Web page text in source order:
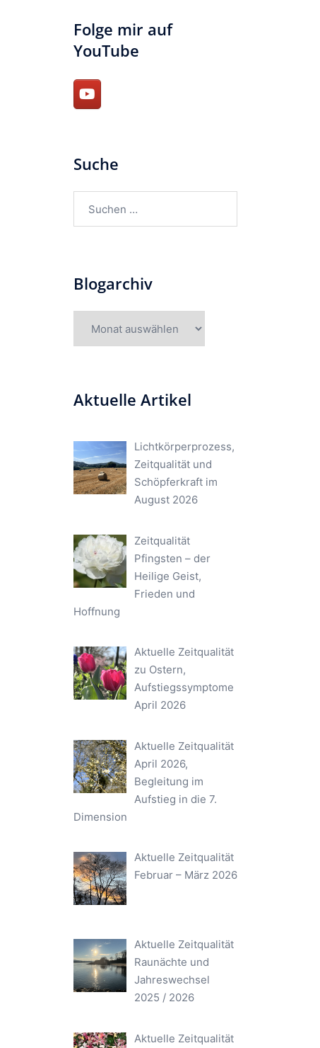
Folge mir auf
YouTube
Suche
nach:
Blogarchiv
Aktuelle Artikel
Lichtkörperprozess,
Zeitqualität und
Schöpferkraft im
August 2026
Zeitqualität
Pfingsten – der
Heilige Geist,
Frieden und
Hoffnung
Aktuelle Zeitqualität
zu Ostern,
Aufstiegssymptome
April 2026
Aktuelle Zeitqualität
April 2026,
Begleitung im
Aufstieg in die 7.
Dimension
Aktuelle Zeitqualität
Februar – März 2026
Aktuelle Zeitqualität
Raunächte und
Jahreswechsel
2025 / 2026
Aktuelle Zeitqualität